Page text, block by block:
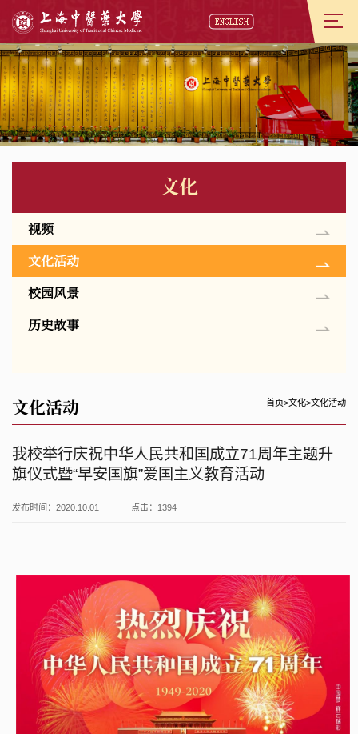
文化
视频
文化活动
校园风景
历史故事
文化活动 首页>文化>文化活动
我校举行庆祝中华人民共和国成立71周年主题升
旗仪式暨“早安国旗”爱国主义教育活动
发布时间：2020.10.01 点击： 1394